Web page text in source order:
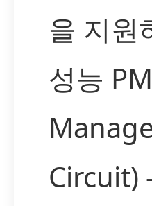
을 지원
성능
Circuit)